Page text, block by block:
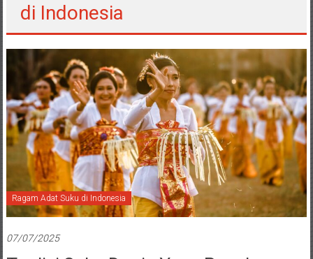
di Indonesia
Ragam Adat Suku di Indonesia
07/07/2025